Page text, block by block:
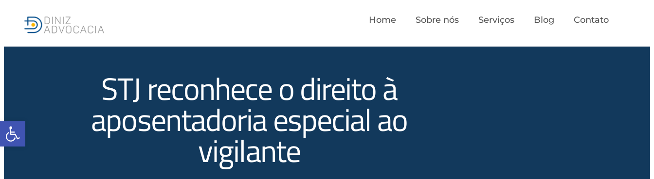
Barra de Ferramentas Aberta
Home Sobre nós Serviços Blog Contato
STJ reconhece o direito à
aposentadoria especial ao
vigilante